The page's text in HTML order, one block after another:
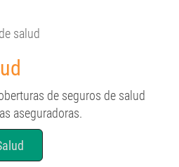
de seguros de salud
aseguradoras.